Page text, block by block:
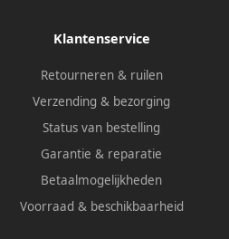
Klantenservice
Retourneren & ruilen
Verzending & bezorging
Status van bestelling
Garantie & reparatie
Betaalmogelijkheden
Voorraad & beschikbaarheid